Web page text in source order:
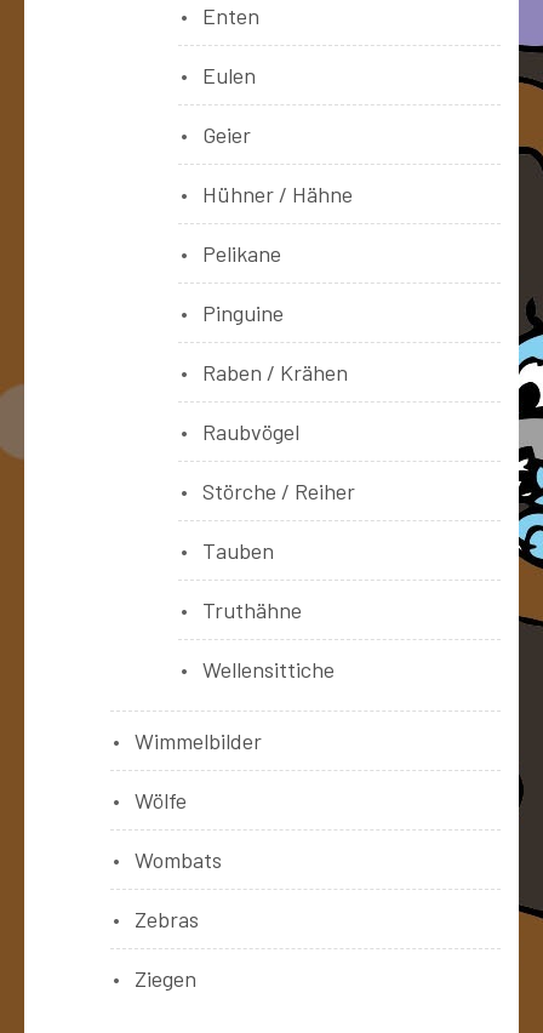
Enten
Eulen
Geier
Hühner / Hähne
Pelikane
Pinguine
Raben / Krähen
Raubvögel
Störche / Reiher
Tauben
Truthähne
Wellensittiche
Wimmelbilder
Wölfe
Wombats
Zebras
Ziegen